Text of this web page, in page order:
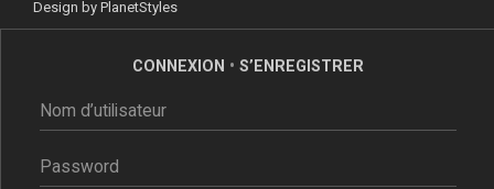
Design by PlanetStyles
CONNEXION • S’ENREGISTRER